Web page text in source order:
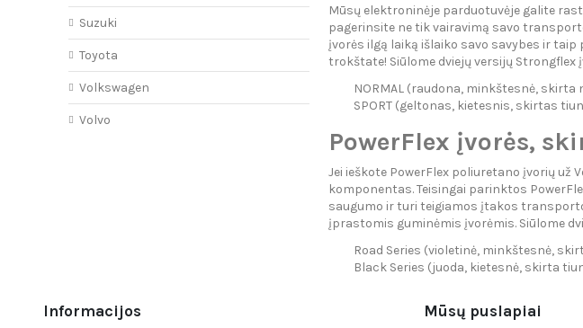
Mūsų elektroninėje parduotuvėje galite
pagerinsite ne tik vairavimą savo
įvorės ilgą laiką išlaiko savo savybes ir
trokštate! Siūlome dviejų versijų Strongflex
NORMAL (raudona, minkštesnė, skirta
SPORT (geltonas, kietesnis, skirtas
PowerFlex įvorės,
Jei ieškote PowerFlex poliuretano įvorių už
komponentas. Teisingai parinktos
saugumo ir turi teigiamos įtakos
įprastomis guminėmis įvorėmis. Siūlome
Road Series (violetinė, minkštesnė,
Black Series (juoda, kietesnė, skirta
Suzuki
Toyota
Volkswagen
Volvo
Informacijos Mūsų puslapiai